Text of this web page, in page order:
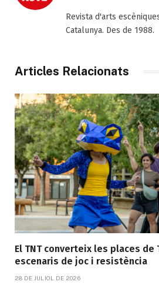
Revista d'arts
Catalunya. Des de 1988.
Articles Relacionats
El TNT converteix les places de
escenaris de joc i resistència
28 DE JULIOL DE 2026